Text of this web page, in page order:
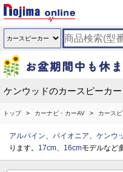
ケンウッドのカースピーカ
トップ カーナビ・カーAV カース
アルパイン、 パイオニア、 ケンウ
ります。 17cm、 16cmモデルなど